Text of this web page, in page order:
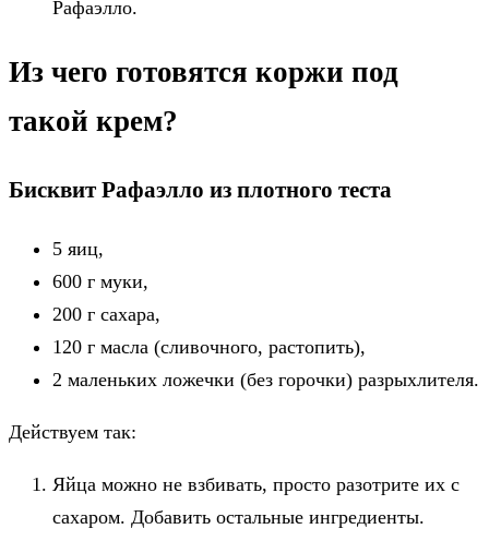
Рафаэлло.
Из чего готовятся коржи под
такой крем?
Бисквит Рафаэлло из плотного теста
5 яиц,
600 г муки,
200 г сахара,
120 г масла (сливочного, растопить),
2 маленьких ложечки (без горочки) разрыхлителя.
Действуем так:
Яйца можно не взбивать, просто разотрите их с
сахаром. Добавить остальные ингредиенты.